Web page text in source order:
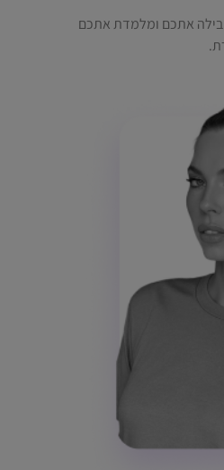
אתכם ומלמדת אתכם